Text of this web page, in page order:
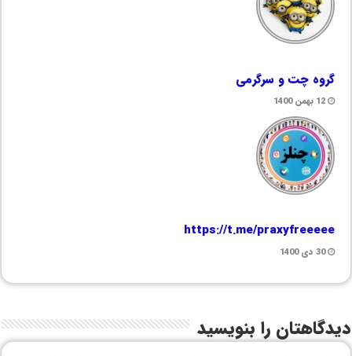
گروه چت و سرگرمی
12 بهمن 1400
https://t.me/praxyfreeeee
30 دی 1400
دیدگاهتان را بنویسید